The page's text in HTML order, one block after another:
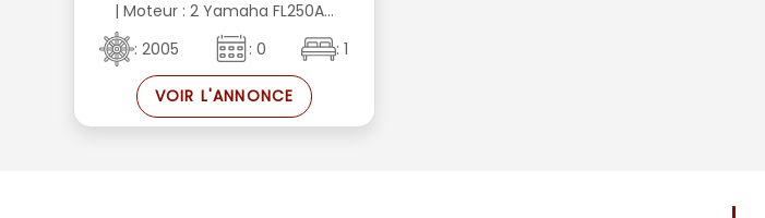
| Moteur : 2 Yamaha FL250A...
: 2005
: 0 : 1
VOIR L'ANNONCE